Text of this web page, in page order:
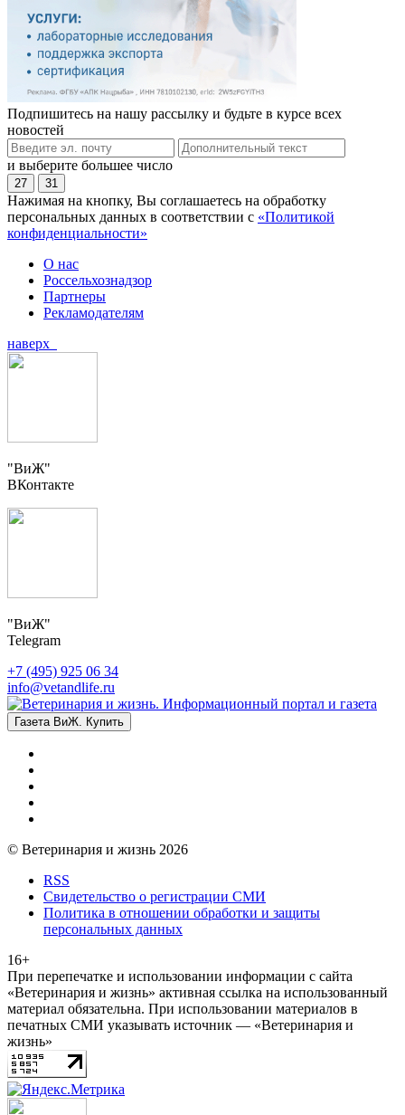
Подпишитесь на нашу рассылку и будьте в курсе всех
новостей
и выберите большее число
27 31
Нажимая на кнопку, Вы соглашаетесь на обработку
персональных данных в соответствии с «Политикой
конфиденциальности»
О нас
Россельхознадзор
Партнеры
Рекламодателям
наверх
"ВиЖ"
ВКонтакте
"ВиЖ"
Telegram
+7 (495) 925 06 34
info@vetandlife.ru
Газета ВиЖ. Купить
© Ветеринария и жизнь 2026
RSS
Свидетельство о регистрации СМИ
Политика в отношении обработки и защиты
персональных данных
16+
При перепечатке и использовании информации с сайта
«Ветеринария и жизнь» активная ссылка на использованный
материал обязательна. При использовании материалов в
печатных СМИ указывать источник — «Ветеринария и
жизнь»